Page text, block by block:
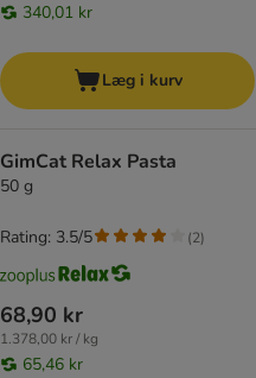
340,01 kr
Læg i kurv
GimCat Relax Pasta
50 g
68,90 kr
1.378,00 kr / kg
65,46 kr
Rating: 3.5/5 (2)